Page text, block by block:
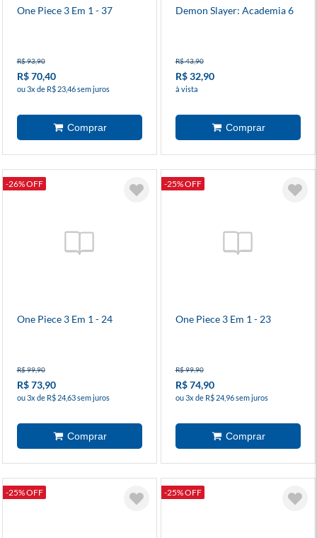
One Piece 3 Em 1 - 37
R$ 93,90
R$ 70,40
ou 3x de R$ 23,46 sem juros
Demon Slayer: Academia 6
R$ 43,90
R$ 32,90
à vista
-26% OFF
One Piece 3 Em 1 - 24
R$ 99,90
R$ 73,90
ou 3x de R$ 24,63 sem juros
-25% OFF
One Piece 3 Em 1 - 23
R$ 99,90
R$ 74,90
ou 3x de R$ 24,96 sem juros
-25% OFF -25% OFF